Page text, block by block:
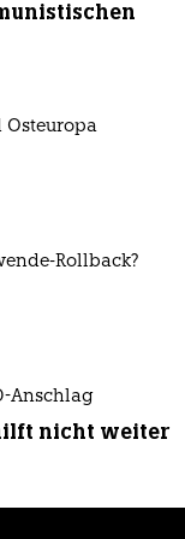
Rollback?
Anschlag
nicht weiter